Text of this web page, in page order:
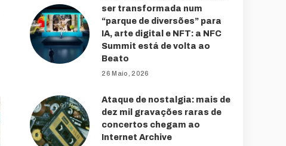
ser transformada num
“parque de diversões” para
IA, arte digital e NFT: a NFC
Summit está de volta ao
Beato
26 Maio, 2026
Ataque de nostalgia: mais de
dez mil gravações raras de
concertos chegam ao
Internet Archive